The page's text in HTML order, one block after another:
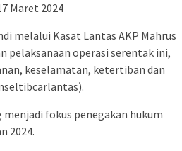
Maret 2024
melalui Kasat Lantas AKP Mahrus
pelaksanaan operasi serentak ini,
keselamatan, ketertiban dan
menjadi fokus penegakan hukum
2024.